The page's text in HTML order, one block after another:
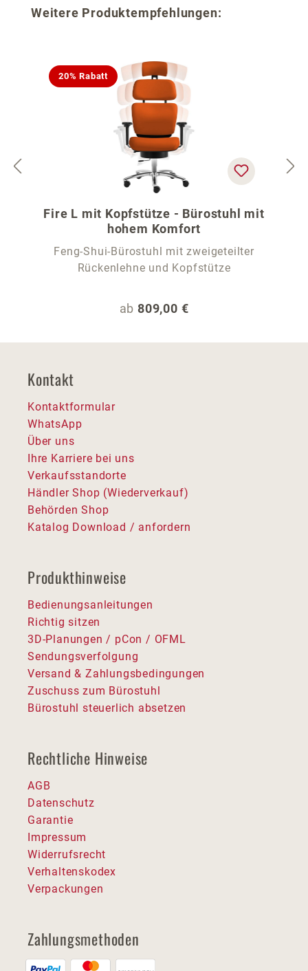
Produktgalerie überspringen
Weitere Produktempfehlungen:
20% Rabatt
Fire L mit Kopfstütze - Bürostuhl mit
hohem Komfort
Feng-Shui-Bürostuhl mit zweigeteilter
Rückenlehne und Kopfstütze
Regulärer Preis:
ab 809,00 €
Kontakt
Kontaktformular
WhatsApp
Über uns
Ihre Karriere bei uns
Verkaufsstandorte
Händler Shop (Wiederverkauf)
Behörden Shop
Katalog Download / anfordern
Produkthinweise
Bedienungsanleitungen
Richtig sitzen
3D-Planungen / pCon / OFML
Sendungsverfolgung
Versand & Zahlungsbedingungen
Zuschuss zum Bürostuhl
Bürostuhl steuerlich absetzen
Rechtliche Hinweise
AGB
Datenschutz
Garantie
Impressum
Widerrufsrecht
Verhaltenskodex
Verpackungen
Zahlungsmethoden